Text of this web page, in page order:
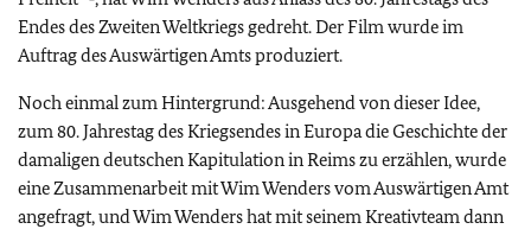
Endes des Zweiten Weltkriegs gedreht. Der Film wurde im
Auftrag des Auswärtigen Amts produziert.
Noch einmal zum Hintergrund: Ausgehend von dieser Idee,
zum 80. Jahrestag des Kriegsendes in Europa die Geschichte der
damaligen deutschen Kapitulation in Reims zu erzählen, wurde
eine Zusammenarbeit mit Wim Wenders vom Auswärtigen Amt
angefragt, und Wim Wenders hat mit seinem Kreativteam dann